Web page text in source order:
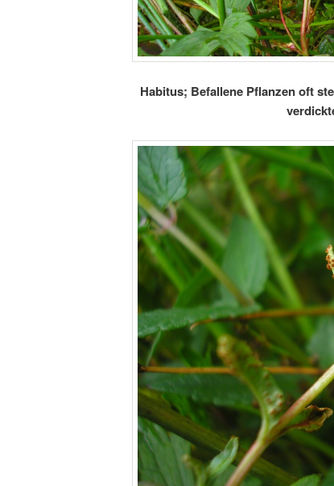
Habitus; Befallene Pflanzen oft